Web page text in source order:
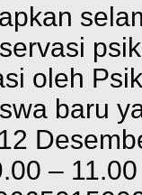
oleh
baru
–